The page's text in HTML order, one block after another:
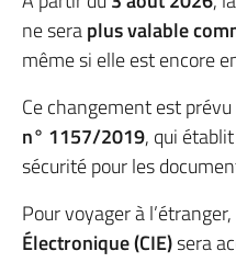
ne seraplus valable
même si elle est encore
Ce changement est
n° 1157/2019, qui
sécurité pour les
Pour voyager à
Électronique (CIE)sera